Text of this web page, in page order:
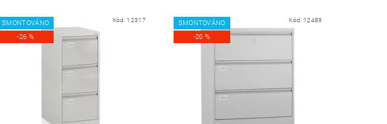
SMONTOVÁNO
-26 %
Kód: 12317
SMONTOVÁNO
-20 %
Kód: 12489